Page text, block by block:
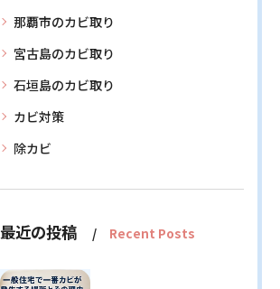
那覇市のカビ取り
宮古島のカビ取り
石垣島のカビ取り
カビ対策
除カビ
最近の投稿 Recent Posts